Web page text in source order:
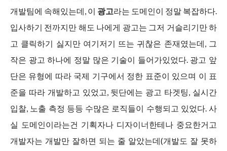
개발팀에 속해있는데, 이 광고라는 도메인이 정말 복잡하다.
입사하기 전까지만 해도 나에게 광고는 그저 거슬리기만 하
고 클릭하기 싫지만 여기저기 뜨는 귀찮은 존재였는데, 그
작은 광고 하나에 정말 많은 기술이 들어가있었다. 광고 앞
단은 유형에 따라 국제 기구에서 정한 표준이 있으며 이 표
준을 따라 개발하고 있었고, 뒷단에는 광고 타겟팅, 실시간
입찰, 노출 측정 등등 수많은 로직들이 수행되고 있었다. 사
실 도메인이라는건 기획자나 디자이너한테나 중요한거고
개발자는 개발만 잘하면 되는 줄 알았는데(개발도 잘 못하